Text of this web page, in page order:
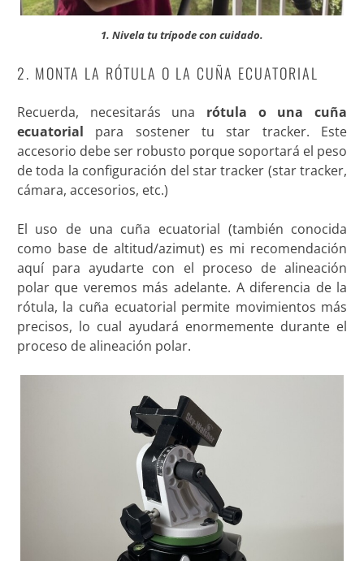
1. Nivela tu trípode con cuidado.
2. MONTA LA RÓTULA O LA CUÑA ECUATORIAL
Recuerda, necesitarás una rótula o una cuña
ecuatorial para sostener tu star tracker. Este
accesorio debe ser robusto porque soportará el peso
de toda la configuración del star tracker (star tracker,
cámara, accesorios, etc.)
El uso de una cuña ecuatorial (también conocida
como base de altitud/azimut) es mi recomendación
aquí para ayudarte con el proceso de alineación
polar que veremos más adelante. A diferencia de la
rótula, la cuña ecuatorial permite movimientos más
precisos, lo cual ayudará enormemente durante el
proceso de alineación polar.